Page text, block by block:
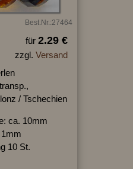
Best.Nr.:27464
für 2.29 €
zzgl. Versand
/ Tschechien
ca. 10mm
10 St.